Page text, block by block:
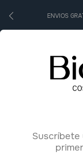
ENVIOS
Shampoo
Suscríbete